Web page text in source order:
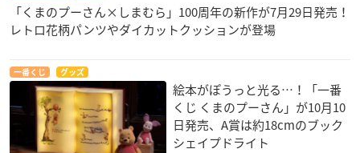
「くまのプーさん×しまむら」100周年の新作が7月29日発売！
レトロ花柄パンツやダイカットクッションが登場
一番くじ グッズ
絵本がぽうっと光る…！「一番
くじ くまのプーさん」が10月10
日発売、A賞は約18cmのブック
シェイプドライト